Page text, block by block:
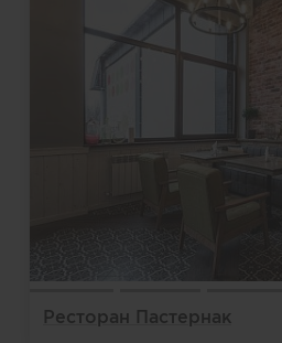
Ресторан Пастернак